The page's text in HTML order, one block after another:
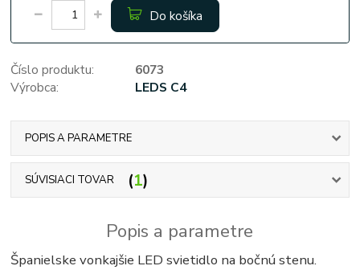
Do košíka
Číslo produktu:
6073
Výrobca:
LEDS C4
POPIS A PARAMETRE
SÚVISIACI TOVAR 1
Popis a parametre
Španielske vonkajšie LED svietidlo na bočnú stenu.